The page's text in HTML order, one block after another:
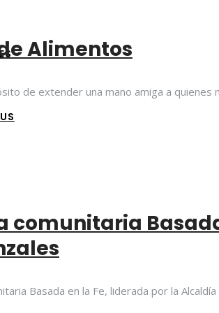
Alimentos
de extender una mano amiga a
comunitaria
Basada en la Fe, liderada por la